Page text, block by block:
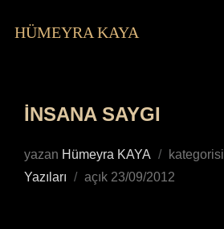
HÜMEYRA KAYA
İNSANA SAYGI
yazan Hümeyra KAYA kategorisi
Yazıları
açık 23/09/2012